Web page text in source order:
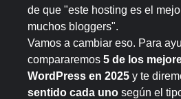
de que "este hosting es el
muchos bloggers".
Vamos a cambiar eso. Para
compararemos 5 de los
WordPress en 2025 y te
sentido cada uno según el